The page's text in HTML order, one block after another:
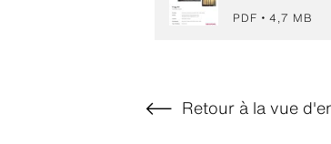
PDF 4,7 MB
Retour à la vue